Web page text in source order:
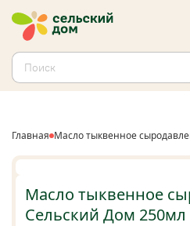
Главная Масло тыквенное
Масло тыквенное
Сельский Дом 250мл